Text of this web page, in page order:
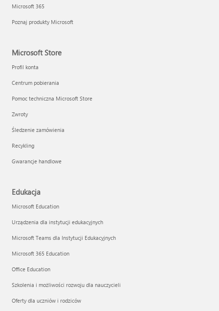
Microsoft 365
Poznaj produkty Microsoft
Microsoft Store
Profil konta
Centrum pobierania
Pomoc techniczna Microsoft Store
Zwroty
Śledzenie zamówienia
Recykling
Gwarancje handlowe
Edukacja
Microsoft Education
Urządzenia dla instytucji edukacyjnych
Microsoft Teams dla Instytucji Edukacyjnych
Microsoft 365 Education
Office Education
Szkolenia i możliwości rozwoju dla nauczycieli
Oferty dla uczniów i rodziców